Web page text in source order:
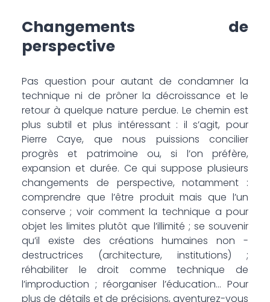
Changements de
perspective
Pas question pour autant de condamner la
technique ni de prôner la décroissance et le
retour à quelque nature perdue. Le chemin est
plus subtil et plus ­intéressant : il s’agit, pour
Pierre Caye, que nous puissions concilier
progrès et patrimoine ou, si l’on préfère,
expansion et durée. Ce qui suppose plusieurs
changements de perspective, notamment :
comprendre que l’être produit mais que l’un
conserve ; voir comment la technique a pour
objet les limites plutôt que l’illimité ; se souvenir
qu’il existe des créations humaines non ­
destructrices (architecture, institutions) ;
réhabiliter le droit comme technique de
l’improduction ; réorganiser l’éducation… Pour
plus de détails et de précisions, aventurez-vous